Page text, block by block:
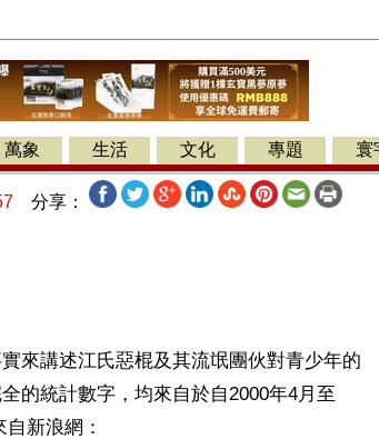
萬象 生活 文化 專題 寰
分享：
來講述江氏惡棍及其流氓團伙對青少年的
的統計數字，均來自於自2000年4月至
新浪網：